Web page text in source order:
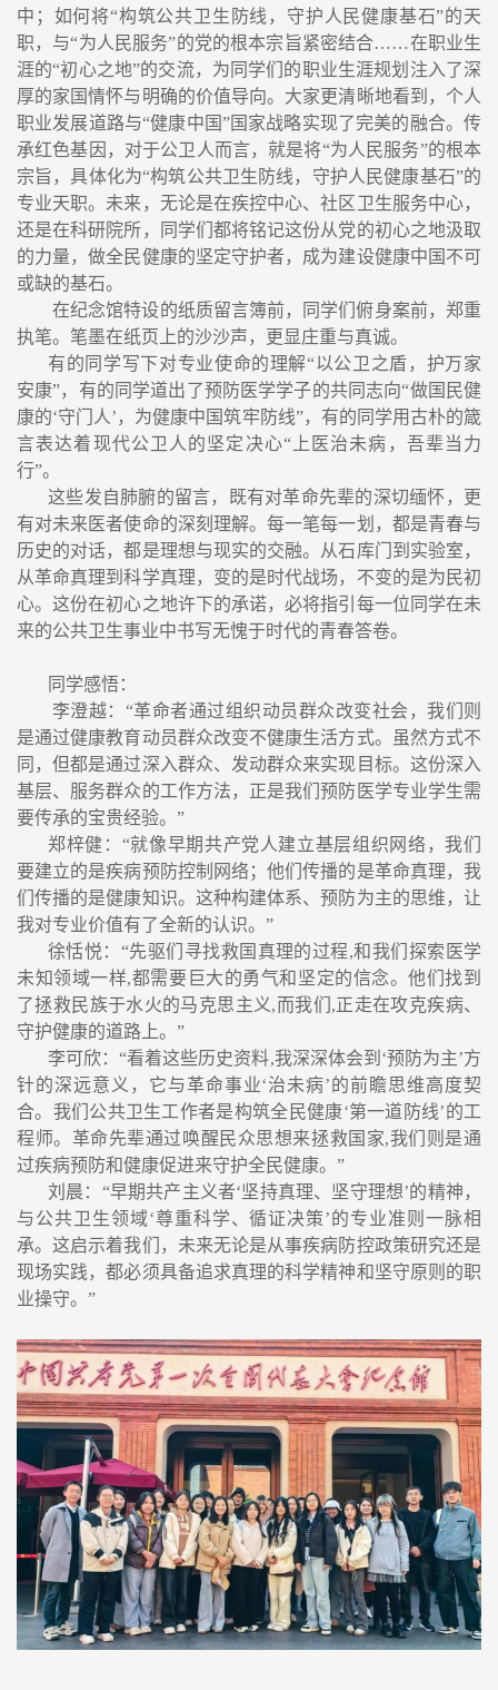
中；如何将“构筑公共卫生防线，守护人民健康基石”的天
职，与“为人民服务”的党的根本宗旨紧密结合……在职业生
涯的“初心之地”的交流，为同学们的职业生涯规划注入了深
厚的家国情怀与明确的价值导向。大家更清晰地看到，个人
职业发展道路与“健康中国”国家战略实现了完美的融合。传
承红色基因，对于公卫人而言，就是将“为人民服务”的根本
宗旨，具体化为“构筑公共卫生防线，守护人民健康基石”的
专业天职。未来，无论是在疾控中心、社区卫生服务中心，
还是在科研院所，同学们都将铭记这份从党的初心之地汲取
的力量，做全民健康的坚定守护者，成为建设健康中国不可
或缺的基石。
在纪念馆特设的纸质留言簿前，同学们俯身案前，郑重
执笔。笔墨在纸页上的沙沙声，更显庄重与真诚。
有的 同学写下对专业使命的理解“以公卫之盾，护万家
安康”，有的同学道出了预防医学学子的共同志向“做国民健
康的‘守门人’ ，为健康中国筑牢防线”，有的同学用 古朴的箴
言表达着现代公卫人的坚定决心“上医治未病，吾辈当力
行”。
这些发自肺腑的留言，既有对革命先辈的深切缅怀，更
有对未来医者使命的深刻理解。每一笔每一划，都是青春与
历史的对话，都是理想与现实的交融。从石库门到实验室，
从革命真理到科学真理，变的是时代战场，不变的是为民初
心。这份在初心之地许下的承诺，必将指引每一位同学在未
来的公共卫生事业中书写无愧于时代的青春答卷。
同学感悟：
李澄越： “革命者通过组织动员群众改变社会，我们则
是通过健康教育动员群众改变不健康生活方式。虽然方式不
同，但都是通过深入群众、发动群众来实现目标。这份深入
基层、服务群众的工作方法，正是我们预防医学专业学生需
要传承的宝贵经验。 ”
郑梓健 ： “就像早期共产党人建立基层组织网络，我们
要建立的是疾病预防控制网络；他们传播的是革命真理，我
们传播的是健康知识。这种构建体系、预防为主的思维，让
我对专业价值有了全新的认识。 ”
徐恬悦 ： “先驱们寻找救国真理的过程,和我们探索医学
未知领域一样,都需要巨大的勇气和坚定的信念。他们找到
了拯救民族于水火的马克思主义,而我们 ,正走在攻克疾病、
守护健康的道路上。 ”
李可欣：“看着这些历史资料,我深深体会到 ‘预防为主’方
针的深远意义，它与革命事业‘治未病’的前瞻思维高度契
合。我们公共卫生工作者是构筑全民健康‘第一道防线’的工
程师。革命先辈通过唤醒民众思想来拯救国家,我们则是通
过疾病预防和健康促进来守护全民健康。 ”
刘晨 ： “早期共产主义者‘坚持真理、坚守理想’的精神，
与公共卫生领域‘尊重科学、循证决策’的专业准则一脉相
承。这启示着我们，未来无论是从事疾病防控政策研究还是
现场实践，都必须具备追求真理的科学精神和坚守原则的职
业操守。 ”